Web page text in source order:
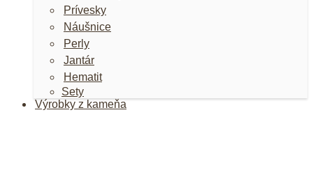
Prívesky
Náušnice
Perly
Jantár
Hematit
Sety
Výrobky z kameňa